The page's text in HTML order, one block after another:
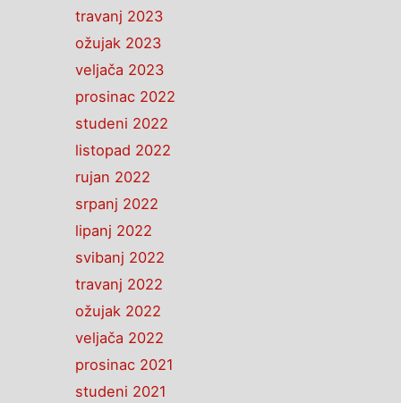
travanj 2023
ožujak 2023
veljača 2023
prosinac 2022
studeni 2022
listopad 2022
rujan 2022
srpanj 2022
lipanj 2022
svibanj 2022
travanj 2022
ožujak 2022
veljača 2022
prosinac 2021
studeni 2021